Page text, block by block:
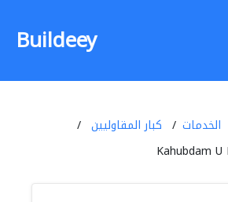
Buildeey
الخدمات
كبار المقاوليين
Kahubdam